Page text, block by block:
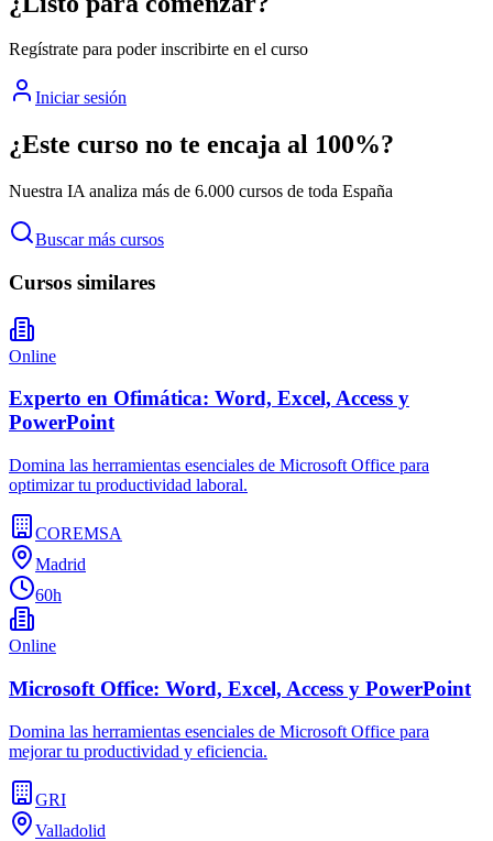
Regístrate para poder inscribirte en el curso
Iniciar sesión
¿Este curso no te encaja al 100%?
Nuestra IA analiza más de 6.000 cursos de toda España
Buscar más cursos
Cursos similares
Online
Experto en Ofimática: Word, Excel, Access y
PowerPoint
Domina las herramientas esenciales de Microsoft Office para
optimizar tu productividad laboral.
COREMSA
Madrid
60h
Online
Microsoft Office: Word, Excel, Access y PowerPoint
Domina las herramientas esenciales de Microsoft Office para
mejorar tu productividad y eficiencia.
GRI
Valladolid